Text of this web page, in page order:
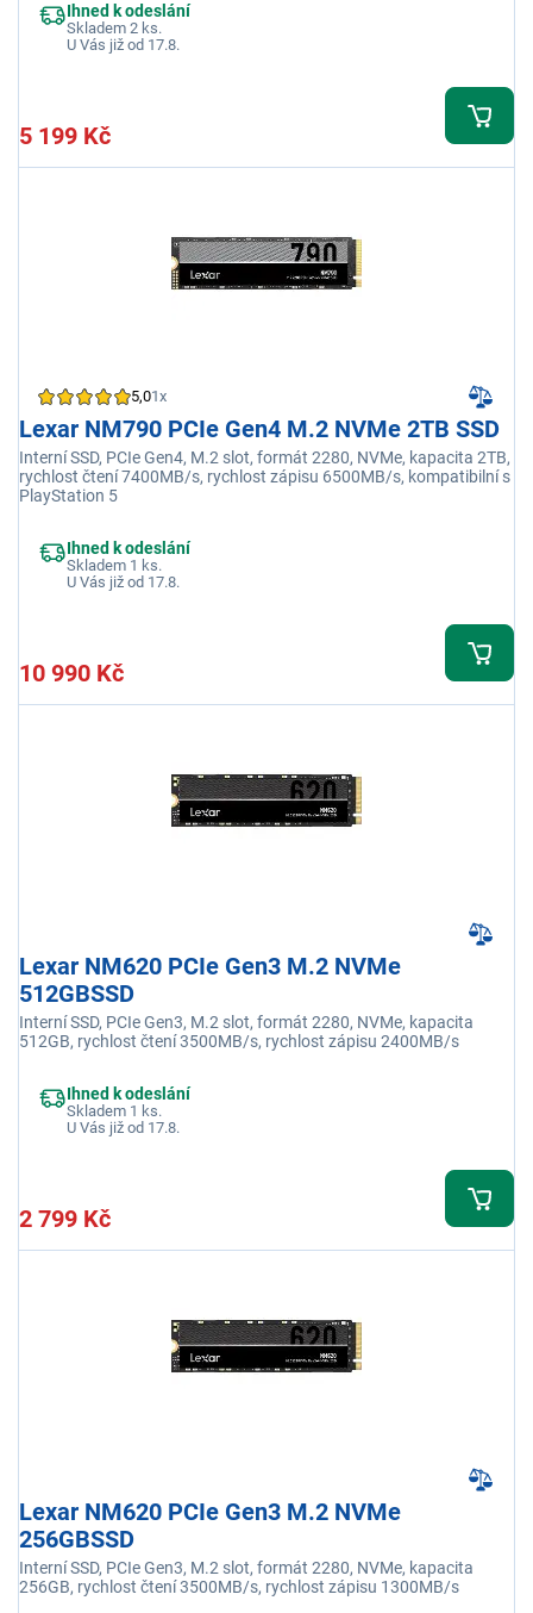
Ihned k odeslání
Skladem 2 ks.
U Vás již od 17.8.
5 199 Kč
5,01x
Lexar NM790 PCIe Gen4 M.2 NVMe 2TB SSD
Interní SSD, PCIe Gen4, M.2 slot, formát 2280, NVMe, kapacita 2TB,
rychlost čtení 7400MB/s, rychlost zápisu 6500MB/s, kompatibilní s
PlayStation 5
Ihned k odeslání
Skladem 1 ks.
U Vás již od 17.8.
10 990 Kč
Lexar NM620 PCIe Gen3 M.2 NVMe
512GBSSD
Interní SSD, PCIe Gen3, M.2 slot, formát 2280, NVMe, kapacita
512GB, rychlost čtení 3500MB/s, rychlost zápisu 2400MB/s
Ihned k odeslání
Skladem 1 ks.
U Vás již od 17.8.
2 799 Kč
Lexar NM620 PCIe Gen3 M.2 NVMe
256GBSSD
Interní SSD, PCIe Gen3, M.2 slot, formát 2280, NVMe, kapacita
256GB, rychlost čtení 3500MB/s, rychlost zápisu 1300MB/s